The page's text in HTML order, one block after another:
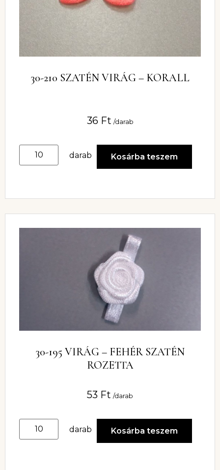
30-210 SZATÉN VIRÁG – KORALL
36 Ft /darab
darab Kosárba teszem
30-195 VIRÁG – FEHÉR SZATÉN
ROZETTA
53 Ft /darab
darab Kosárba teszem